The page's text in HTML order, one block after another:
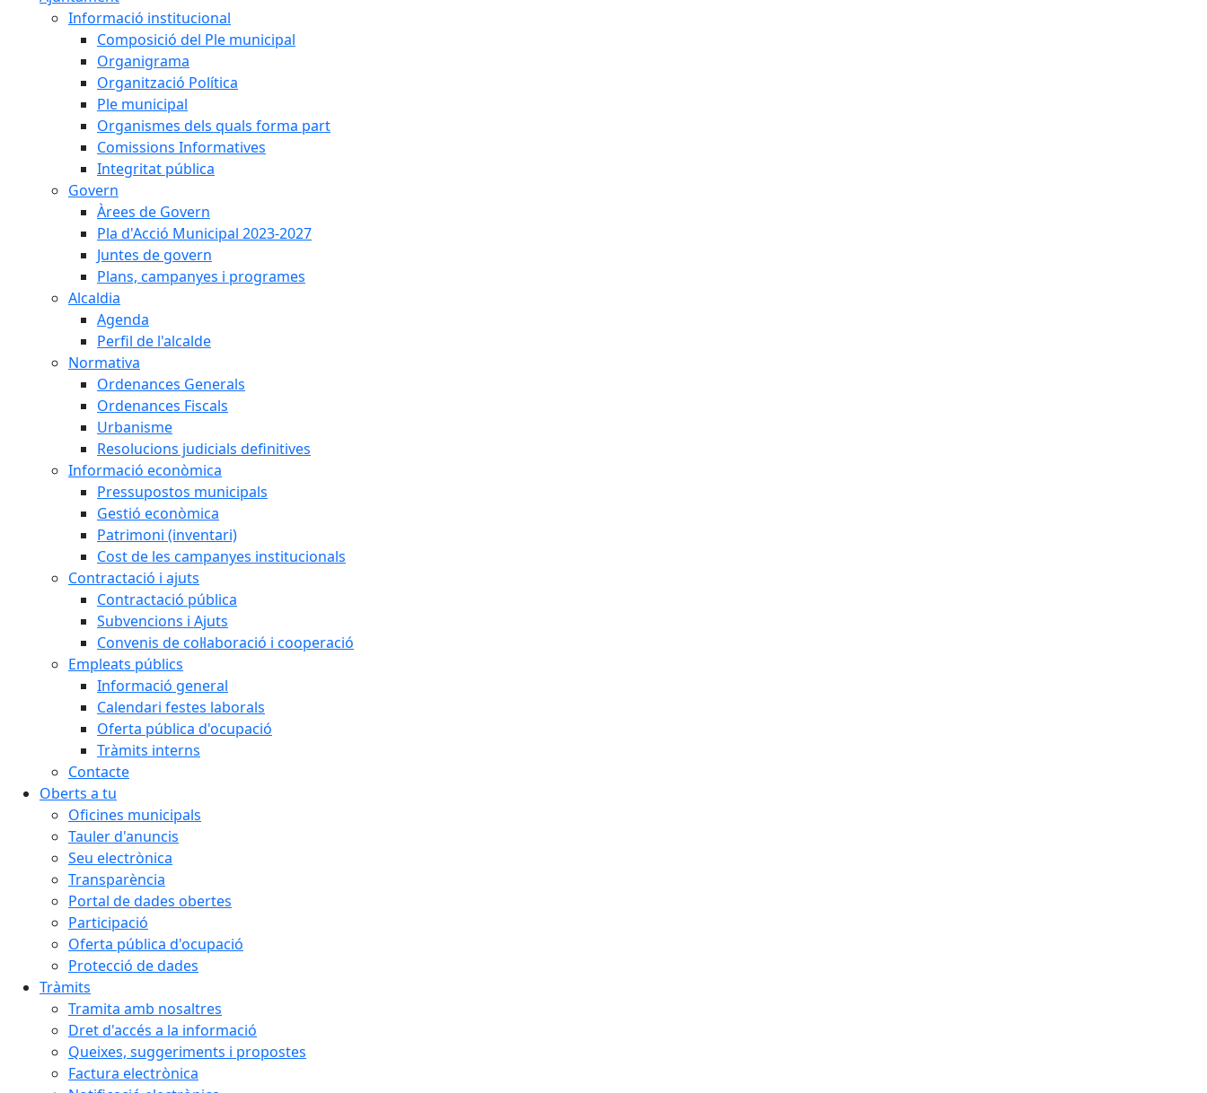
Informació institucional
Composició del Ple municipal
Organigrama
Organització Política
Ple municipal
Organismes dels quals forma part
Comissions Informatives
Integritat pública
Govern
Àrees de Govern
Pla d'Acció Municipal 2023-2027
Juntes de govern
Plans, campanyes i programes
Alcaldia
Agenda
Perfil de l'alcalde
Normativa
Ordenances Generals
Ordenances Fiscals
Urbanisme
Resolucions judicials definitives
Informació econòmica
Pressupostos municipals
Gestió econòmica
Patrimoni (inventari)
Cost de les campanyes institucionals
Contractació i ajuts
Contractació pública
Subvencions i Ajuts
Convenis de col·laboració i cooperació
Empleats públics
Informació general
Calendari festes laborals
Oferta pública d'ocupació
Tràmits interns
Contacte
Oberts a tu
Oficines municipals
Tauler d'anuncis
Seu electrònica
Transparència
Portal de dades obertes
Participació
Oferta pública d'ocupació
Protecció de dades
Tràmits
Tramita amb nosaltres
Dret d'accés a la informació
Queixes, suggeriments i propostes
Factura electrònica